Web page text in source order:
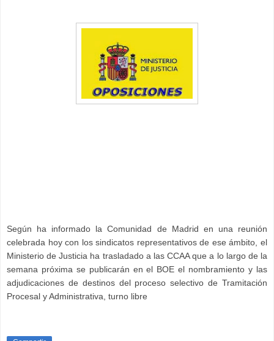
Según ha informado la Comunidad de Madrid en una reunión
celebrada hoy con los sindicatos representativos de ese ámbito, el
Ministerio de Justicia ha trasladado a las CCAA que a lo largo de la
semana próxima se publicarán en el BOE el nombramiento y las
adjudicaciones de destinos del proceso selectivo de Tramitación
Procesal y Administrativa, turno libre